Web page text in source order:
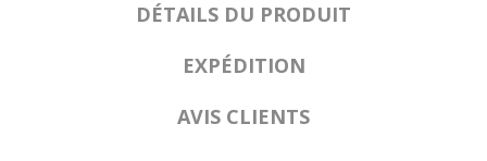
DÉTAILS DU PRODUIT
EXPÉDITION
AVIS CLIENTS